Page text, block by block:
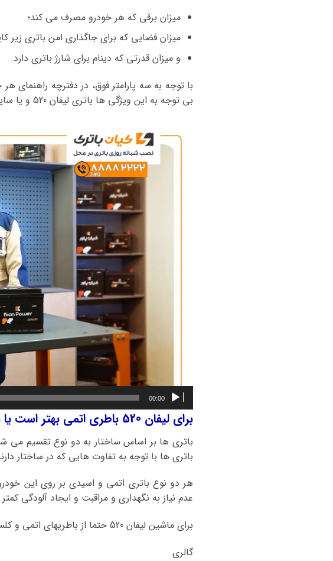
میزان برقی که هر خودرو مصرف می کند؛
میزان فضایی که برای جاگذاری امن باتری زیر
و میزان قدرتی که دینام برای شارژ باتری دارد.
با توجه به سه پارامتر فوق، در دفترچه راهنمای
بی توجه به این ویژگی ها باتری لیفان 520 و یا سایر خودروها را خریداری کنند.
00:00
برای لیفان 520 باطری اتمی بهتر است یا باطری اسیدی؟
باتری ها بر اساس ساختار به دو نوع تقسیم می
باتری ها با توجه به تفاوت هایی که در ساختار
هر دو نوع باتری اتمی و اسیدی بر روی این
عدم نیاز به نگهداری و مراقبت و ایجاد آلودگی
برای ماشین لیفان 520 حتما از باطریهای اتمی و کلسیمی استفاده کنید.
گالری